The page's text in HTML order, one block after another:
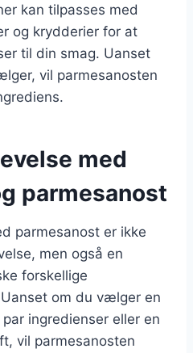
kan tilpasses med
og krydderier for at
til din smag. Uanset
vil parmesanosten
med
parmesanost
parmesanost er ikke
men også en
forskellige
om du vælger en
ingredienser eller en
vil parmesanosten